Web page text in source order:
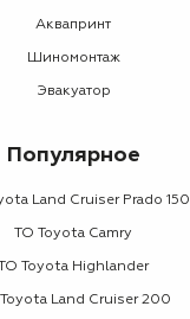
Аквапринт
Шиномонтаж
Эвакуатор
Популярное
Land Cruiser Prado 150
ТО Toyota Camry
Toyota Highlander
Land Cruiser 200